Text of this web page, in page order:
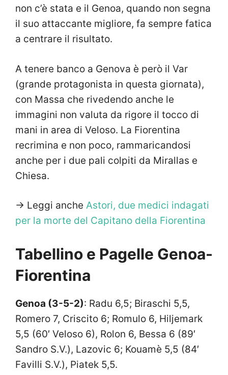
non c’è stata e il Genoa, quando non segna
il suo attaccante migliore, fa sempre fatica
a centrare il risultato.
A tenere banco a Genova è però il Var
(grande protagonista in questa giornata),
con Massa che rivedendo anche le
immagini non valuta da rigore il tocco di
mani in area di Veloso. La Fiorentina
recrimina e non poco, rammaricandosi
anche per i due pali colpiti da Mirallas e
Chiesa.
-> Leggi anche Astori, due medici indagati
per la morte del Capitano della Fiorentina
Tabellino e Pagelle Genoa-
Fiorentina
Genoa (3-5-2): Radu 6,5; Biraschi 5,5,
Romero 7, Criscito 6; Romulo 6, Hiljemark
5,5 (60′ Veloso 6), Rolon 6, Bessa 6 (89′
Sandro S.V.), Lazovic 6; Kouamè 5,5 (84′
Favilli S.V.), Piatek 5,5.